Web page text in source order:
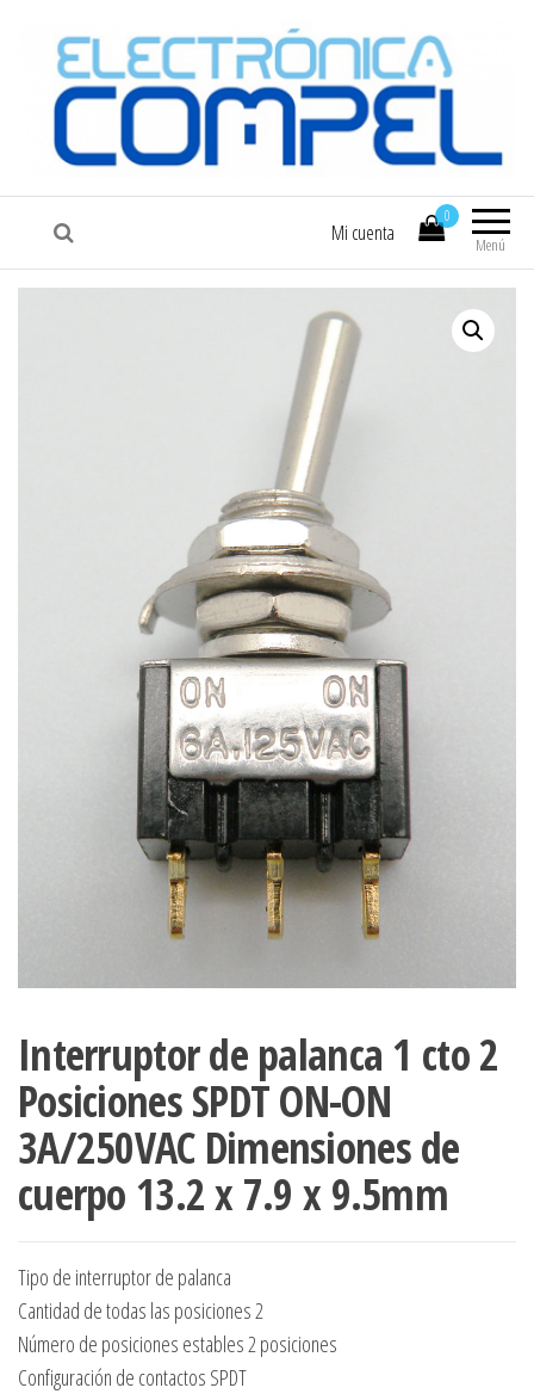
COMPEL Electrónica COMPEL
Menú
0
Mi cuenta
Interruptor de palanca 1 cto 2
Posiciones SPDT ON-ON
3A/250VAC Dimensiones de
cuerpo 13.2 x 7.9 x 9.5mm
Tipo de interruptor de palanca
Cantidad de todas las posiciones 2
Número de posiciones estables 2 posiciones
Configuración de contactos SPDT